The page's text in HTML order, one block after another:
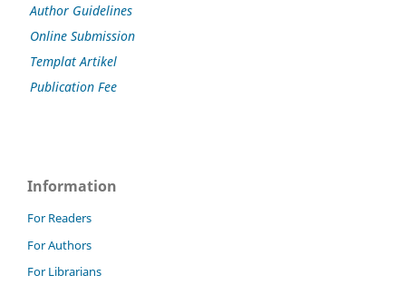
Author Guidelines
Online Submission
Templat Artikel
Publication Fee
Information
For Readers
For Authors
For Librarians